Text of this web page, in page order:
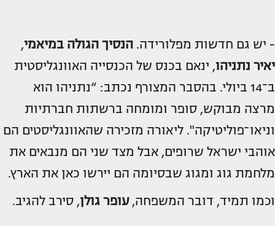
- יש גם חדשות מפלורידה. הנסיך הגולה במיאמי,
יאיר נתניהו, ינאם בכנס של הכנסייה האוונגליסטית
ב־14 ביולי. בהסבר המצורף נכתב: “נתניהו הוא
מרצה מבוקש, סופר ומומחה ברשתות חברתיות
וניאו־פוליטיקה". ליאורה מזכירה שהאוונגליסטים הם
אוהבי ישראל שרופים, אבל מצד שני הם מנבאים את
מלחמת גוג ומגוג שבסיומה הם יירשו כאן את הארץ.
וכמו תמיד, דובר המשפחה,עופר גולן, סירב להגיב.